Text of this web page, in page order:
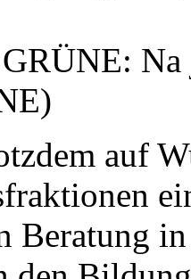
auf
Beratung